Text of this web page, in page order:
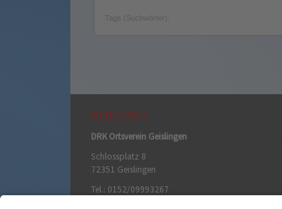
Tags (Suchwörter):
KONTAKT
DRK Ortsverein Geislingen
Schlossplatz 8
72351 Geislingen
Tel.: 0152/09993267